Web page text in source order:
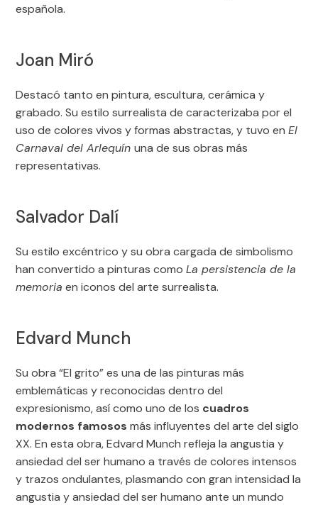
española.
Joan Miró
Destacó tanto en pintura, escultura, cerámica y
grabado. Su estilo surrealista de caracterizaba por el
uso de colores vivos y formas abstractas, y tuvo enEl
Carnaval del Arlequínuna de sus obras más
representativas.
Salvador Dalí
Su estilo excéntrico y su obra cargada de simbolismo
han convertido a pinturas comoLa persistencia de la
memoria en iconos del arte surrealista.
Edvard Munch
Su obra “El grito” es una de las pinturas más
emblemáticas y reconocidas dentro del
expresionismo, así como uno de los cuadros
modernos famosos más influyentes del arte del siglo
XX. En esta obra, Edvard Munch refleja la angustia y
ansiedad del ser humano a través de colores intensos
y trazos ondulantes, plasmando con gran intensidad la
angustia y ansiedad del ser humano ante un mundo